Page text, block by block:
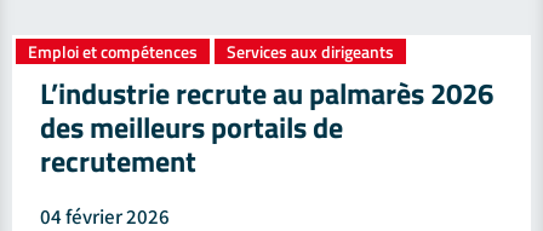
Emploi et compétences Services aux dirigeants
L’industrie recrute au palmarès 2026
des meilleurs portails de
recrutement
04 février 2026